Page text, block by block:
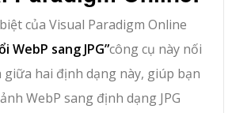
của Visual Paradigm Online
WebP sang JPG”công cụ này nối
giữa hai định dạng này, giúp bạn
WebP sang định dạng JPG